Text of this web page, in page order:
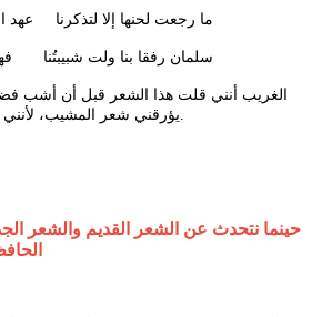
ما رجعت لحنها إلا لتذكرنا عهد
سلمان رفقا بنا ولت شبيبتُنا
الغريب أنني قلت هذا الشعر قبل أن أشب
حينما نتحدث عن الشعر القديم والشعر